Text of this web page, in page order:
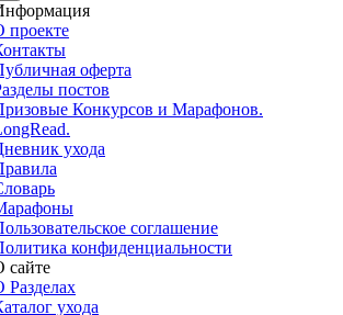
проекте
оферта
постов
Конкурсов и Марафонов.
ухода
соглашение
конфиденциальности
сайте
Разделах
ухода